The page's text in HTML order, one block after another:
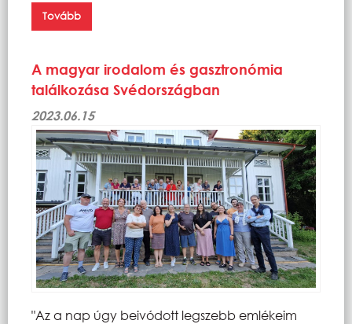
Tovább
A magyar irodalom és gasztronómia
találkozása Svédországban
2023.06.15
"Az a nap úgy beivódott legszebb emlékeim